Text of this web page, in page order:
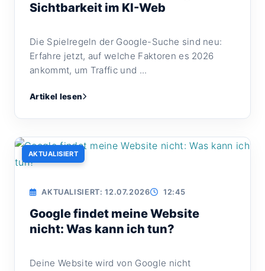
Sichtbarkeit im KI-Web
Die Spielregeln der Google-Suche sind neu:
Erfahre jetzt, auf welche Faktoren es 2026
ankommt, um Traffic und ...
Artikel lesen
AKTUALISIERT
AKTUALISIERT: 12.07.2026 12:45
Google findet meine Website
nicht: Was kann ich tun?
Deine Website wird von Google nicht